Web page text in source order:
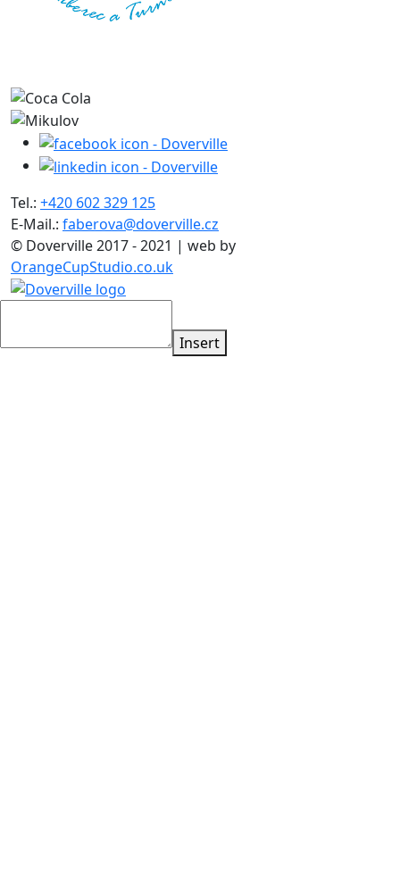
Tel.: +420 602 329 125
E-Mail.: faberova@doverville.cz
© Doverville 2017 - 2021 | web by
OrangeCupStudio.co.uk
Insert